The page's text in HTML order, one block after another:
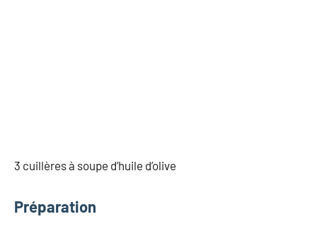
3 cuillères à soupe d’huile d’olive
Préparation